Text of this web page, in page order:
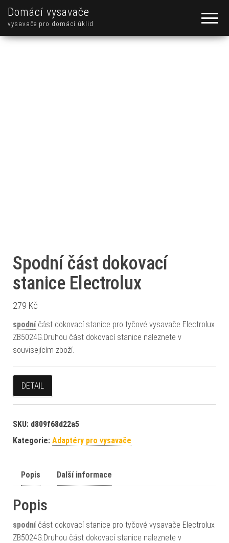
Domácí vysavače
vysavače pro domácí úklid
Spodní část dokovací
stanice Electrolux
279 Kč
spodníčást dokovací stanice pro tyčové vysavače Electrolux
ZB5024G.Druhou část dokovací stanice naleznete v
souvisejícím zboží.
DETAIL
SKU: d809f68d22a5
Kategorie: Adaptéry pro vysavače
Popis Další informace
Popis
spodníčást dokovací stanice pro tyčové vysavače Electrolux
ZB5024G.Druhou část dokovací stanice naleznete v